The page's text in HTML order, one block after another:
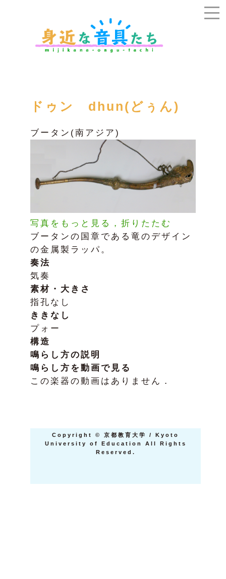
ドゥン dhun(どぅん)
ブータン(南アジア)
写真をもっと見る，折りたたむ
ブータンの国章である竜のデザイン
の金属製ラッパ。
奏法
気奏
素材・大きさ
指孔なし
ききなし
プォー
構造
鳴らし方の説明
鳴らし方を動画で見る
この楽器の動画はありません．
Copyright ©
京都教育大学 / Kyoto
University of Education All Rights
Reserved.